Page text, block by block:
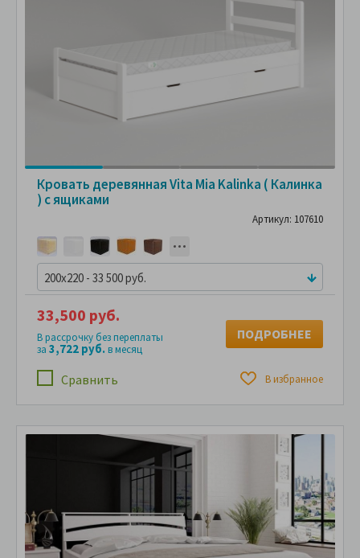
Кровать деревянная Vita Mia Kalinka ( Калинка
) с ящиками
Артикул: 107610
200x220 - 33 500 руб.
Сравнить В избранное
33,500 руб.
В рассрочку без переплаты
за 3,722 руб.в месяц
ПОДРОБНЕЕ